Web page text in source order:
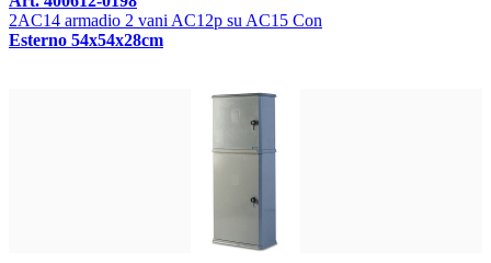
2AC14 armadio 2 vani AC12p su AC15 Con
Esterno 54x54x28cm